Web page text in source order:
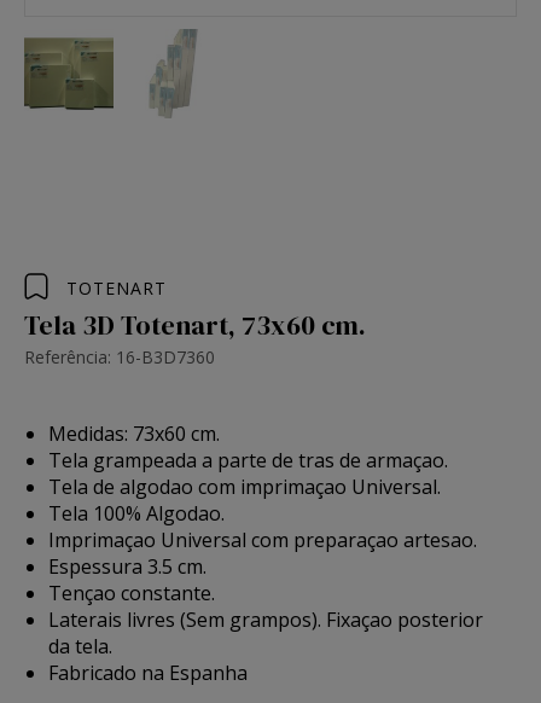
TOTENART
Tela 3D Totenart, 73x60 cm.
Referência: 16-B3D7360
Medidas: 73x60 cm.
Tela grampeada a parte de tras de armaçao.
Tela de algodao com imprimaçao Universal.
Tela 100% Algodao.
Imprimaçao Universal com preparaçao artesao.
Espessura 3.5 cm.
Tençao constante.
Laterais livres (Sem grampos). Fixaçao posterior
da tela.
Fabricado na Espanha